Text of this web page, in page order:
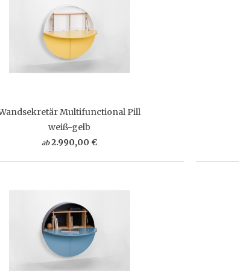
Multifunctional Pill
weiß-gelb
ab 2.990,00 €